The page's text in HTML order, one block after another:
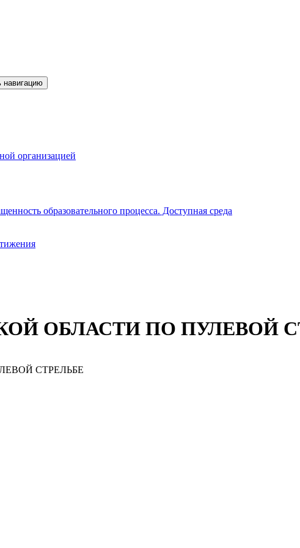
навигацию
организацией
образовательного процесса. Доступная среда
ОБЛАСТИ ПО ПУЛЕВОЙ
СТРЕЛЬБЕ